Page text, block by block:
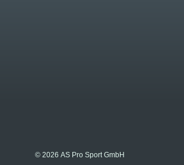
© 2026 AS Pro Sport GmbH